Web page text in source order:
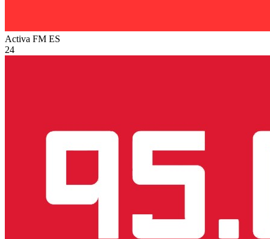
Activa FM ES
24